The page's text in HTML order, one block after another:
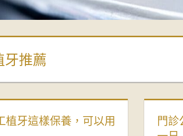
牙推薦
植牙這樣保養，可以用
門